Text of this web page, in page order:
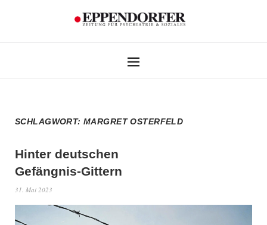
SCHLAGWORT:MARGRET OSTERFELD
Hinter deutschen
Gefängnis-Gittern
31. Mai 2023